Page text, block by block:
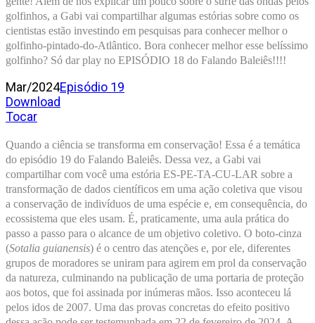
golfinhos, a Gabi vai compartilhar algumas estórias sobre como os
cientistas estão investindo em pesquisas para conhecer melhor o
golfinho-pintado-do-Atlântico. Bora conhecer melhor esse belíssimo
golfinho? Só dar play no EPISÓDIO 18 do Falando Baleiês!!!!
Mar/2024Episódio 19
Download
Tocar
Quando a ciência se transforma em conservação! Essa é a temática
do episódio 19 do Falando Baleiês. Dessa vez, a Gabi vai
compartilhar com você uma estória ES-PE-TA-CU-LAR sobre a
transformação de dados científicos em uma ação coletiva que visou
a conservação de indivíduos de uma espécie e, em consequência, do
ecossistema que eles usam. É, praticamente, uma aula prática do
passo a passo para o alcance de um objetivo coletivo. O boto-cinza
(Sotalia guianensis) é o centro das atenções e, por ele, diferentes
grupos de moradores se uniram para agirem em prol da conservação
da natureza, culminando na publicação de uma portaria de proteção
aos botos, que foi assinada por inúmeras mãos. Isso aconteceu lá
pelos idos de 2007. Uma das provas concretas do efeito positivo